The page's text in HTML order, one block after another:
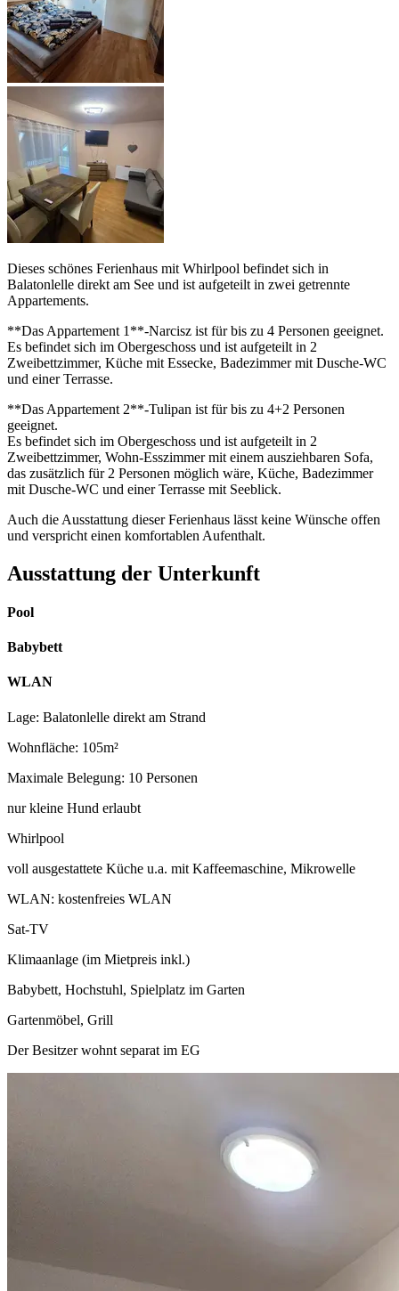
Dieses schönes Ferienhaus mit Whirlpool befindet sich in
Balatonlelle direkt am See und ist aufgeteilt in zwei getrennte
Appartements.
**Das Appartement 1**-Narcisz ist für bis zu 4 Personen geeignet.
Es befindet sich im Obergeschoss und ist aufgeteilt in 2
Zweibettzimmer, Küche mit Essecke, Badezimmer mit Dusche-WC
und einer Terrasse.
**Das Appartement 2**-Tulipan ist für bis zu 4+2 Personen
geeignet.
Es befindet sich im Obergeschoss und ist aufgeteilt in 2
Zweibettzimmer, Wohn-Esszimmer mit einem ausziehbaren Sofa,
das zusätzlich für 2 Personen möglich wäre, Küche, Badezimmer
mit Dusche-WC und einer Terrasse mit Seeblick.
Auch die Ausstattung dieser Ferienhaus lässt keine Wünsche offen
und verspricht einen komfortablen Aufenthalt.
Ausstattung der Unterkunft
Pool
Babybett
WLAN
Lage: Balatonlelle direkt am Strand
Wohnfläche: 105m²
Maximale Belegung: 10 Personen
nur kleine Hund erlaubt
Whirlpool
voll ausgestattete Küche u.a. mit Kaffeemaschine, Mikrowelle
WLAN: kostenfreies WLAN
Sat-TV
Klimaanlage (im Mietpreis inkl.)
Babybett, Hochstuhl, Spielplatz im Garten
Gartenmöbel, Grill
Der Besitzer wohnt separat im EG